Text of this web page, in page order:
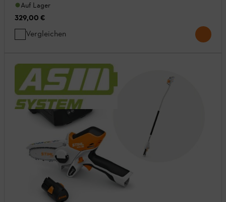
Auf Lager
329,00 €
Vergleichen